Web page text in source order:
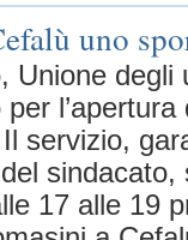
uno
Unione
servizio,
17 alle 19